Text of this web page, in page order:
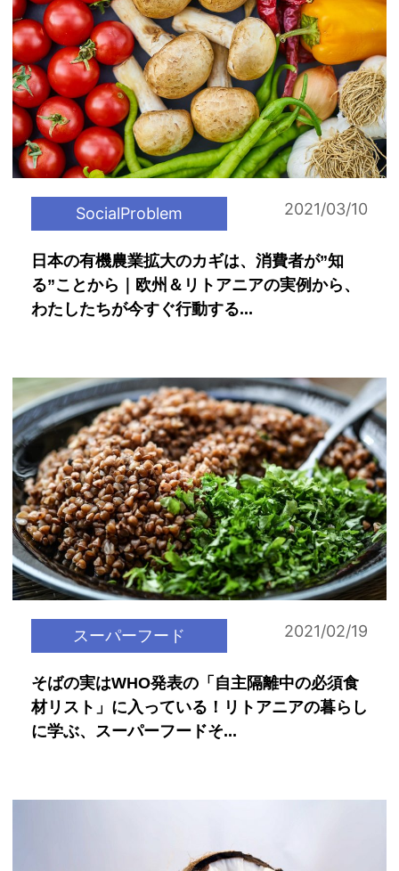
SocialProblem 2021/03/10
日本の有機農業拡大のカギは、消費者が”知
る”ことから｜欧州＆リトアニアの実例から、
わたしたちが今すぐ行動する...
スーパーフード 2021/02/19
そばの実はWHO発表の「自主隔離中の必須食
材リスト」に入っている！リトアニアの暮らし
に学ぶ、スーパーフードそ...